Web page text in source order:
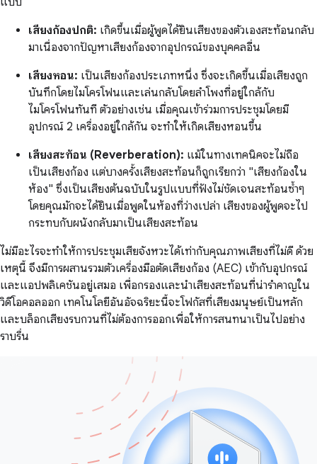
เสียงก้องปกติ: เกิดขึ้นเมื่อผู้พูดได้ยินเสียงของตัวเองสะท้อนกลับ
มาเนื่องจากปัญหาเสียงก้องจากอุปกรณ์ของบุคคลอื่น
เสียงหอน: เป็นเสียงก้องประเภทหนึ่ง ซึ่งจะเกิดขึ้นเมื่อเสียงถูก
บันทึกโดยไมโครโฟนและเล่นกลับโดยลำโพงที่อยู่ใกล้กับ
ไมโครโฟนทันที ตัวอย่างเช่น เมื่อคุณเข้าร่วมการประชุมโดยมี
อุปกรณ์ 2 เครื่องอยู่ใกล้กัน จะทำให้เกิดเสียงหอนขึ้น
เสียงสะท้อน (Reverberation): แม้ในทางเทคนิคจะไม่ถือ
เป็นเสียงก้อง แต่บางครั้งเสียงสะท้อนก็ถูกเรียกว่า "เสียงก้องใน
ห้อง" ซึ่งเป็นเสียงต้นฉบับในรูปแบบที่ฟังไม่ชัดเจนสะท้อนซ้ำๆ
โดยคุณมักจะได้ยินเมื่อพูดในห้องที่ว่างเปล่า เสียงของผู้พูดจะไป
กระทบกับผนังกลับมาเป็นเสียงสะท้อน
ไม่มีอะไรจะทำให้การประชุมเสียจังหวะได้เท่ากับคุณภาพเสียงที่ไม่ดี ด้วย
เหตุนี้ จึงมีการผสานรวมตัวเครื่องมือตัดเสียงก้อง (AEC) เข้ากับอุปกรณ์
และแอปพลิเคชันอยู่เสมอ เพื่อกรองและนำเสียงสะท้อนที่น่ารำคาญใน
วิดีโอคอลออก เทคโนโลยีอันอัจฉริยะนี้จะโฟกัสที่เสียงมนุษย์เป็นหลัก
และบล็อกเสียงรบกวนที่ไม่ต้องการออกเพื่อให้การสนทนาเป็นไปอย่าง
ราบรื่น